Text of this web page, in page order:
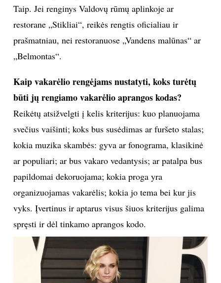
Taip. Jei renginys Valdovų rūmų aplinkoje ar
restorane „Stikliai“, reikės rengtis oficialiau ir
prašmatniau, nei restoranuose „Vandens malūnas“ ar
„Belmontas“.
Kaip vakarėlio rengėjams nustatyti, koks turėtų
būti jų rengiamo vakarėlio aprangos kodas?
Reikėtų atsižvelgti į kelis kriterijus: kuo planuojama
svečius vaišinti; koks bus susėdimas ar furšeto stalas;
kokia muzika skambės: gyva ar fonograma, klasikinė
ar populiari; ar bus vakaro vedantysis; ar patalpa bus
papildomai dekoruojama; kokia proga yra
organizuojamas vakarėlis; kokia jo tema bei kur jis
vyks. Įvertinus ir aptarus visus šiuos kriterijus galima
spręsti ir dėl tinkamo aprangos kodo.